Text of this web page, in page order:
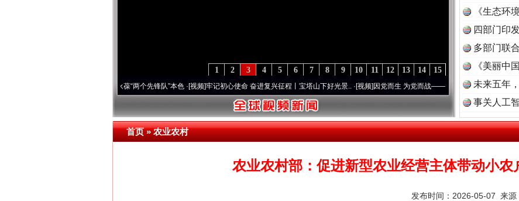
15
14
13
12
11
10
9
8
7
6
5
4
3
2
1
永葆“两个先锋队”本色·[视频]牢记初心使命 奋进复兴征程丨宝塔山下好光景..·[视频]因党而生 为党而战——百年“纪”事⑧加强纪律..·[视频]牢
《生态环
读
四部门印
多部门联
《美丽中
未来五年
事关人工
首页»农业农村
农业农村部：促进新型农业经营主体带动小农
发布时间：2026-05-07 来源